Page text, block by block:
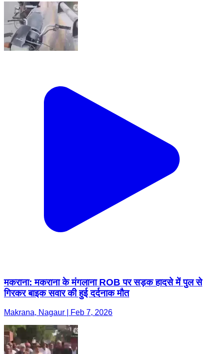
मकराना: मकराना के मंगलाना ROB पर सड़क हादसे में पुल से
गिरकर बाइक सवार की हुई दर्दनाक मौत
Makrana, Nagaur | Feb 7, 2026